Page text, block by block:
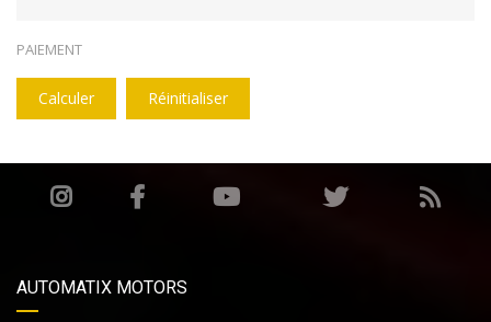
PAIEMENT
Calculer Réinitialiser
AUTOMATIX MOTORS